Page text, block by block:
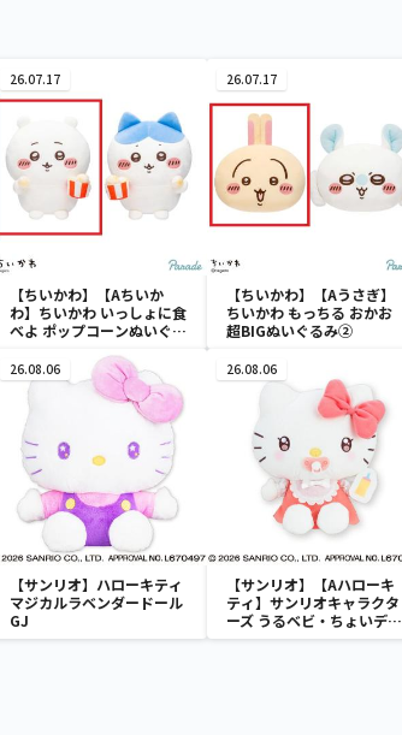
26.07.17
【ちいかわ】【Aちいか
わ】ちいかわ いっしょに食
べよ ポップコーンぬいぐる
26.07.17
【ちいかわ】【Aうさぎ】
ちいかわ もっちる おかお
超BIGぬいぐるみ②
26.08.06
【サンリオ】ハローキティ
マジカルラベンダードール
GJ
26.08.06
【サンリオ】【Aハローキ
ティ】サンリオキャラクタ
ーズ うるベビ・ちょいデカ
ドール